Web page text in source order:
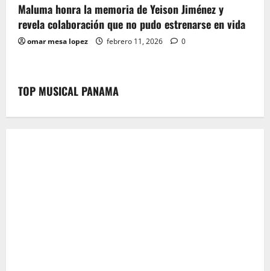
Maluma honra la memoria de Yeison Jiménez y
revela colaboración que no pudo estrenarse en vida
omar mesa lopez febrero 11, 2026 0
TOP MUSICAL PANAMA